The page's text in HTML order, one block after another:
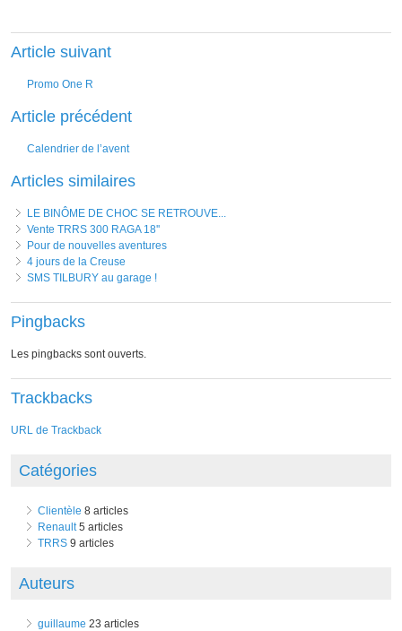
Article suivant
Promo One R
Article précédent
Calendrier de l’avent
Articles similaires
LE BINÔME DE CHOC SE RETROUVE...
Vente TRRS 300 RAGA 18''
Pour de nouvelles aventures
4 jours de la Creuse
SMS TILBURY au garage !
Pingbacks
Les pingbacks sont ouverts.
Trackbacks
URL de Trackback
Catégories
Clientèle 8 articles
Renault 5 articles
TRRS 9 articles
Auteurs
guillaume 23 articles